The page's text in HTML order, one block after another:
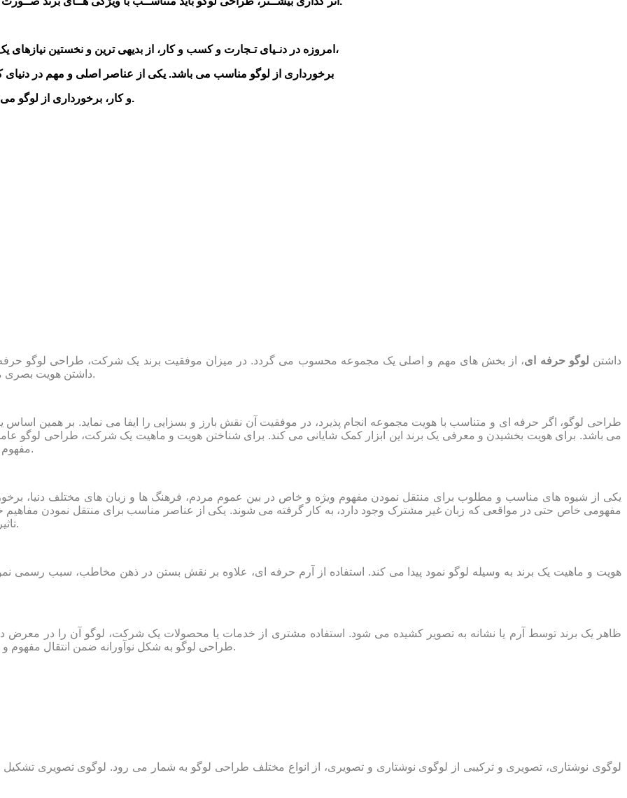
امروزه در دنـیای تـجارت و کسب و کار، از بدیهی ترین و نخستین نیازهای یک برند،
برخورداری از لوگو مناسب می باشد. یکی از عناصر اصلی و مهم در
و کار، برخورداری از لوگو می باشد.
داشتن لوگو حرفه ای، از بخش های مهم و اصلی یک مجموعه محسوب می گردد. در میزان موفقیت برند یک شرکت، طراحی لوگو حرفه
داشتن هویت بصری مجموعه است که در پرتو طراحی لوگو به خوبی این امر تحقق می یابد.
طراحی لوگو، اگر حرفه ای و متناسب با هویت مجموعه انجام پذیرد، در موفقیت آن نقش بارز و بسزایی را ایفا می نماید. بر همین
می باشد. برای هویت بخشیدن و معرفی یک برند این ابزار کمک شایانی می کند. برای شناختن هویت و ماهیت یک شرکت، طراحی لوگو
مفهوم های بزرگ با بهره گیری از عناصر کوچک مورد استفاده قرار می گیرد.
یکی از شیوه های مناسب و مطلوب برای منتقل نمودن مفهوم ویژه و خاص در بین عموم مردم، فرهنگ ها و زبان های مختلف دنیا،
مفهومی خاص حتی در مواقعی که زبان غیر مشترک وجود دارد، به کار گرفته می شوند. یکی از عناصر مناسب برای منتقل نمودن
تاثیر گذار و مهم در فرآیند برندسازی یک مجموعه، طراحی لوگو می باشد.
هویت و ماهیت یک برند به وسیله لوگو نمود پیدا می کند. استفاده از آرم حرفه ای، علاوه بر نقش بستن در ذهن مخاطب، سبب
ظاهر یک برند توسط آرم یا نشانه به تصویر کشیده می شود. استفاده مشتری از خدمات یا محصولات یک شرکت، لوگو آن را در معرض
طراحی لوگو به شکل نوآورانه ضمن انتقال مفهوم و پیام مورد نظر، مانند پلی ارتباطی میان مخاطب و برند عمل می نماید.
لوگوی نوشتاری، تصویری و ترکیبی از لوگوی نوشتاری و تصویری، از انواع مختلف طراحی لوگو به شمار می رود. لوگوی تصویری